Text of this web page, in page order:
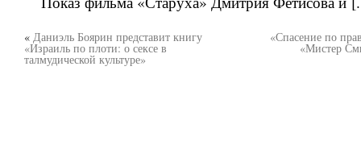
« Даниэль Боярин представит книгу
«Израиль по плоти: о сексе в
талмудической культуре»
«Спасение по
«Мистер